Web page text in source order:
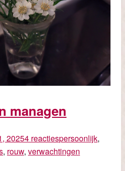
managen
20254 reactiespersoonlijk,
, rouw, verwachtingen